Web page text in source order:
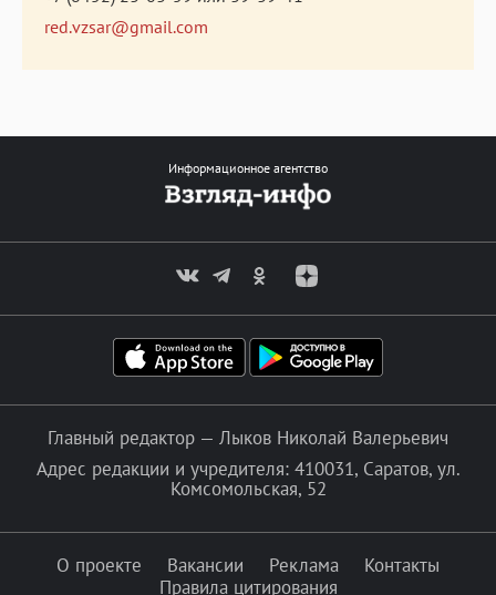
red.vzsar@gmail.com
Информационное агентство
Главный редактор — Лыков Николай Валерьевич
Адрес редакции и учредителя: 410031, Саратов, ул.
Комсомольская, 52
О проекте Вакансии Реклама
Контакты
Правила цитирования